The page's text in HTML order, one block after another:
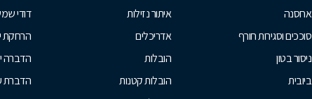
אחסנה
סוככים וסגירות חורף
ניסור בטון
ביובית
איתור נזילות
אדריכלים
הובלות
הובלות קטנות
דודי
הרחקת
הדברה
הדברת